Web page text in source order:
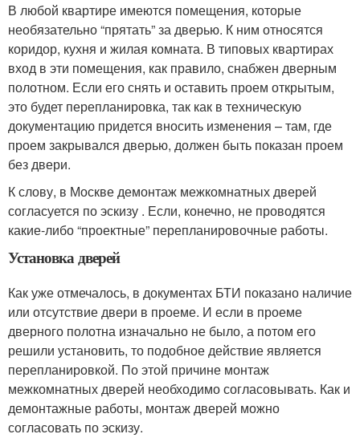
В любой квартире имеются помещения, которые
необязательно “прятать” за дверью. К ним относятся
коридор, кухня и жилая комната. В типовых квартирах
вход в эти помещения, как правило, снабжен дверным
полотном. Если его снять и оставить проем открытым,
это будет перепланировка, так как в техническую
документацию придется вносить изменения – там, где
проем закрывался дверью, должен быть показан проем
без двери.
К слову, в Москве демонтаж межкомнатных дверей
согласуется по эскизу . Если, конечно, не проводятся
какие-либо “проектные” перепланировочные работы.
Установка дверей
Как уже отмечалось, в документах БТИ показано наличие
или отсутствие двери в проеме. И если в проеме
дверного полотна изначально не было, а потом его
решили установить, то подобное действие является
перепланировкой. По этой причине монтаж
межкомнатных дверей необходимо согласовывать. Как и
демонтажные работы, монтаж дверей можно
согласовать по эскизу.